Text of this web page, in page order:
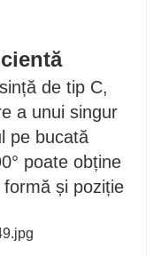
de tip C,
a unui singur
pe bucată
poate obține
și poziție